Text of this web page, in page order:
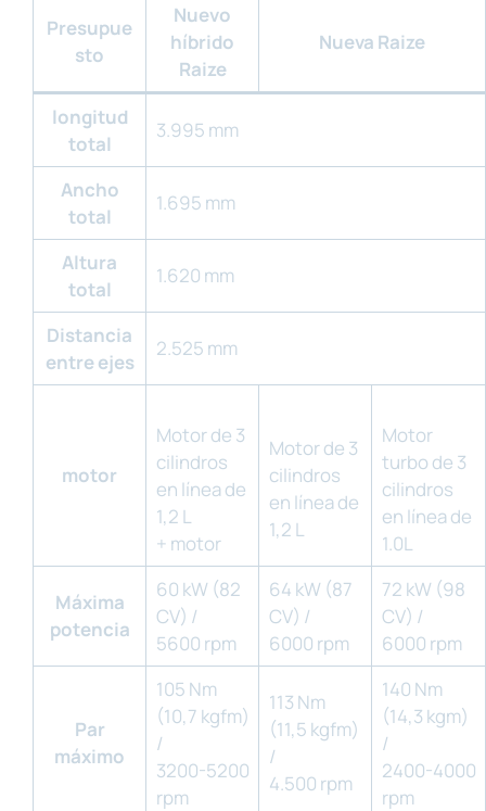
Presupue
sto
Nuevo
híbrido
Raize
Nueva Raize
longitud
total
3.995 mm
Ancho
total
1.695 mm
Altura
total
1.620 mm
Distancia
entre ejes
2.525 mm
motor
Motor de 3
cilindros
en línea de
1,2 L
+ motor
Motor de 3
cilindros
en línea de
1,2 L
Motor
turbo de 3
cilindros
en línea de
1.0L
Máxima
potencia
60 kW (82
CV) /
5600 rpm
64 kW (87
CV) /
6000 rpm
72 kW (98
CV) /
6000 rpm
Par
máximo
105 Nm
(10,7 kgfm)
/
3200-5200
rpm
113 Nm
(11,5 kgfm)
/
4.500 rpm
140 Nm
(14,3 kgm)
/
2400-4000
rpm